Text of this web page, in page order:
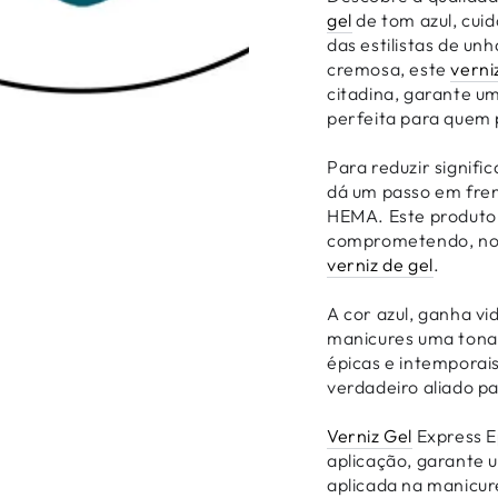
gel de tom azul,
das estilistas de
cremosa, este
citadina, garante
perfeita para quem
Para reduzir
dá um passo em
HEMA. Este
comprometendo,
verniz de gel.
A cor azul, ganha
manicures uma
épicas e
verdadeiro aliado
Verniz Gel Express
aplicação, garante
aplicada na